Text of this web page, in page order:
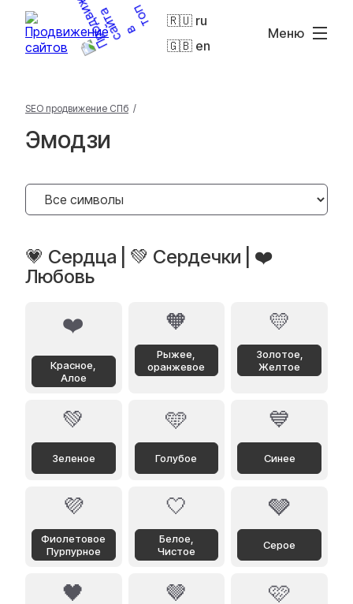
🇷🇺 ru
🇬🇧 en
Меню
SEO продвижение СПб /
Эмодзи
💗 Сердца | 💚 Сердечки | ❤️
Любовь
❤️
Красное,
Алое
🧡
Рыжее,
оранжевое
💛
Золотое,
Желтое
💚
Зеленое
🩵
Голубое
💙
Синее
💜
Фиолетовое
Пурпурное
🤍
Белое,
Чистое
🩶
Серое
🖤 🤎 🩷